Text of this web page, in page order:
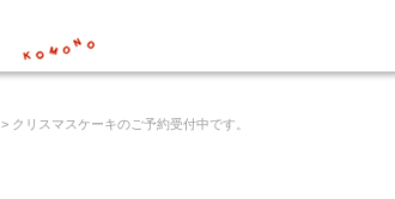
> クリスマスケーキのご予約受付中です。